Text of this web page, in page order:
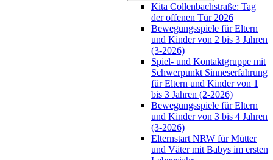
Kita Collenbachstraße: Tag
der offenen Tür 2026
Bewegungsspiele für Eltern
und Kinder von 2 bis 3 Jahren
(3-2026)
Spiel- und Kontaktgruppe mit
Schwerpunkt Sinneserfahrung
für Eltern und Kinder von 1
bis 3 Jahren (2-2026)
Bewegungsspiele für Eltern
und Kinder von 3 bis 4 Jahren
(3-2026)
Elternstart NRW für Mütter
und Väter mit Babys im ersten